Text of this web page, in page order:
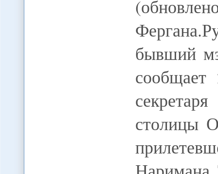
бывший
столицы